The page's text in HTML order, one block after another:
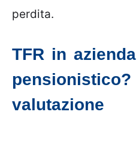
perdita.
TFR in
valutazione